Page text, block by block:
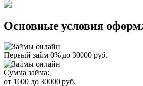
Основные условия
Первый займ 0% до 30000 руб.
Сумма займа:
от 1000 до 30000 руб.